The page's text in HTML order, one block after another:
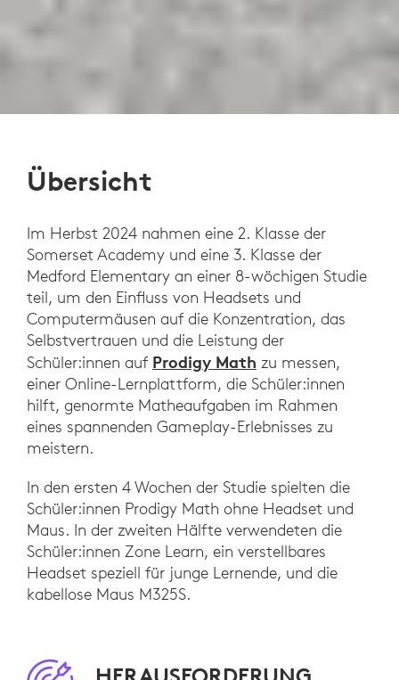
Übersicht
Im Herbst 2024 nahmen eine 2. Klasse der
Somerset Academy und eine 3. Klasse der
Medford Elementary an einer 8-wöchigen Studie
teil, um den Einfluss von Headsets und
Computermäusen auf die Konzentration, das
Selbstvertrauen und die Leistung der
Schüler:innen auf Prodigy Math zu messen,
einer Online-Lernplattform, die Schüler:innen
hilft, genormte Matheaufgaben im Rahmen
eines spannenden Gameplay-Erlebnisses zu
meistern.
In den ersten 4 Wochen der Studie spielten die
Schüler:innen Prodigy Math ohne Headset und
Maus. In der zweiten Hälfte verwendeten die
Schüler:innen Zone Learn, ein verstellbares
Headset speziell für junge Lernende, und die
kabellose Maus M325S.